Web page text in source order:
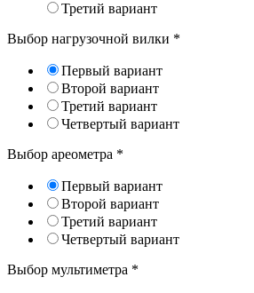
Третий вариант
Выбор нагрузочной вилки *
Первый вариант
Второй вариант
Третий вариант
Четвертый вариант
Выбор ареометра *
Первый вариант
Второй вариант
Третий вариант
Четвертый вариант
Выбор мультиметра *